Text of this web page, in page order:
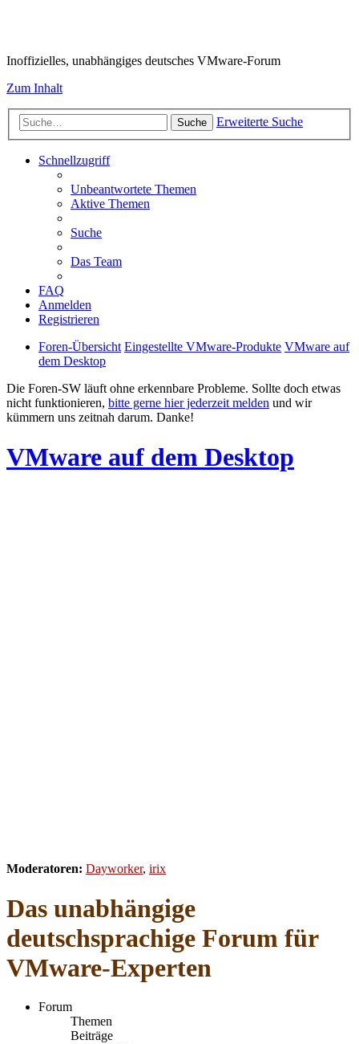
Inoffizielles, unabhängiges deutsches VMware-Forum
Zum Inhalt
Suche Erweiterte Suche
Schnellzugriff
Unbeantwortete Themen
Aktive Themen
Suche
Das Team
FAQ
Anmelden
Registrieren
Foren-Übersicht Eingestellte VMware-Produkte VMware auf
dem Desktop
Die Foren-SW läuft ohne erkennbare Probleme. Sollte doch etwas
nicht funktionieren, bitte gerne hier jederzeit melden und wir
kümmern uns zeitnah darum. Danke!
VMware auf dem Desktop
Moderatoren: Dayworker, irix
Das unabhängige
deutschsprachige Forum für
VMware-Experten
Forum
Themen
Beiträge